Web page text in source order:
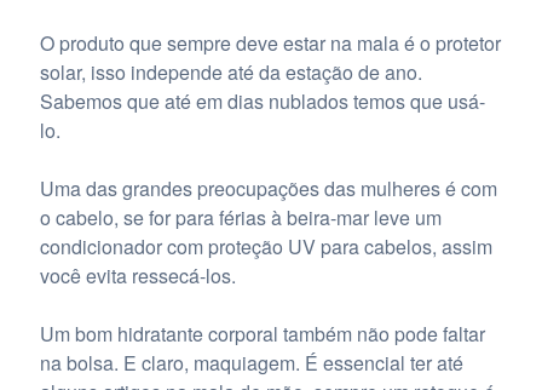
O produto que sempre deve estar na mala é o protetor
solar, isso independe até da estação de ano.
Sabemos que até em dias nublados temos que usá-
lo.
Uma das grandes preocupações das mulheres é com
o cabelo, se for para férias à beira-mar leve um
condicionador com proteção UV para cabelos, assim
você evita ressecá-los.
Um bom hidratante corporal também não pode faltar
na bolsa. E claro, maquiagem. É essencial ter até